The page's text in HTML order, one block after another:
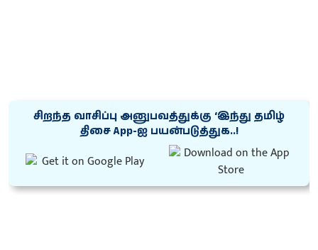
சிறந்த வாசிப்பு அனுபவத்துக்கு ‘இந்து தமிழ்
திசை App-ஐ பயன்படுத்துக..!